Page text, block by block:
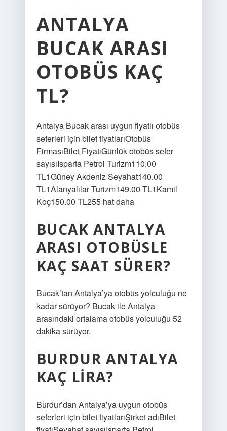
ANTALYA
BUCAK ARASI
OTOBÜS KAÇ
TL?
Antalya Bucak arası uygun fiyatlı otobüs
seferleri için bilet fiyatlarıOtobüs
FirmasıBilet FiyatıGünlük otobüs sefer
sayısıIsparta Petrol Turizm110.00
TL1Güney Akdeniz Seyahat140.00
TL1Alanyalılar Turizm149.00 TL1Kamil
Koç150.00 TL255 hat daha
BUCAK ANTALYA
ARASI OTOBÜSLE
KAÇ SAAT SÜRER?
Bucak’tan Antalya’ya otobüs yolculuğu ne
kadar sürüyor? Bucak ile Antalya
arasındaki ortalama otobüs yolculuğu 52
dakika sürüyor.
BURDUR ANTALYA
KAÇ LIRA?
Burdur’dan Antalya’ya uygun otobüs
seferleri için bilet fiyatlarıŞirket adıBilet